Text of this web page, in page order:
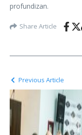
profundizan.
Share Article
Previous Article